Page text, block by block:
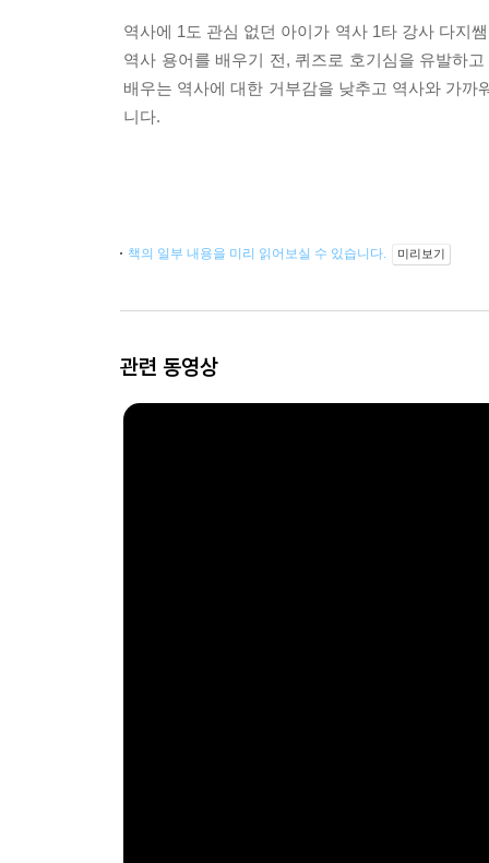
역사에 1도 관심 없던 아이가 역사 1타 강사 다지
역사 용어를 배우기 전, 퀴즈로 호기심을 유발하
배우는 역사에 대한 거부감을 낮추고 역사와 가
니다.
책의 일부 내용을 미리 읽어보실 수 있습니다. 미리보기
관련 동영상